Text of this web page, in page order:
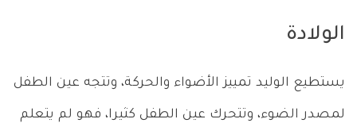
الولادة
يستطيع الوليد تمييز الأضواء والحركة، وتتجه عين الطفل
لمصدر الضوء، وتتحرك عين الطفل كثيرا، فهو لم يتعلم